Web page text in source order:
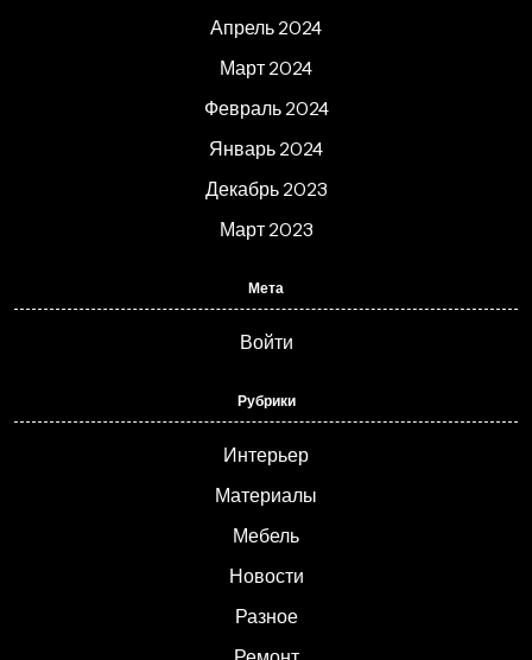
Апрель 2024
Март 2024
Февраль 2024
Январь 2024
Декабрь 2023
Март 2023
Мета
Войти
Рубрики
Интерьер
Материалы
Мебель
Новости
Разное